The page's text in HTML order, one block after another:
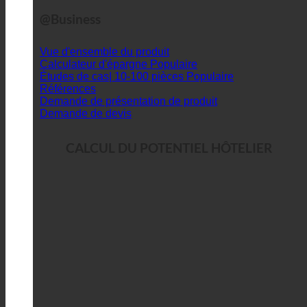
Vue d'ensemble du produit
Calculateur d'épargne
Études de cas| 10-100 pièces
Références
Demande de présentation de produit
Demande de devis